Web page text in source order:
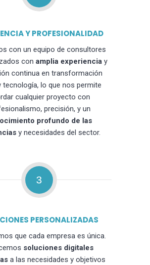
Y PROFESIONALIDAD
con un equipo de consultores
con amplia experienciay
continua en transformación
tecnología, lo que nos permite
cualquier proyecto con
precisión, y un
profundo de las
y necesidades del sector.
3
PERSONALIZADAS
que cada empresa es única.
soluciones digitales
a las necesidades y objetivos